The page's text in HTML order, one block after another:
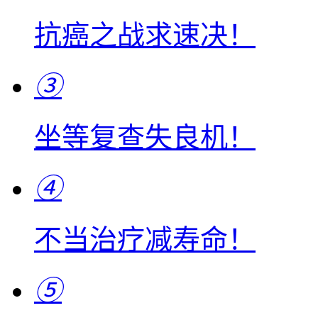
抗癌之战求速决！
③
坐等复查失良机！
④
不当治疗减寿命！
⑤